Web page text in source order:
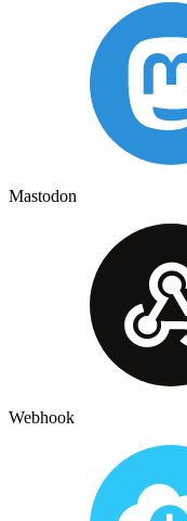
Mastodon
Webhook